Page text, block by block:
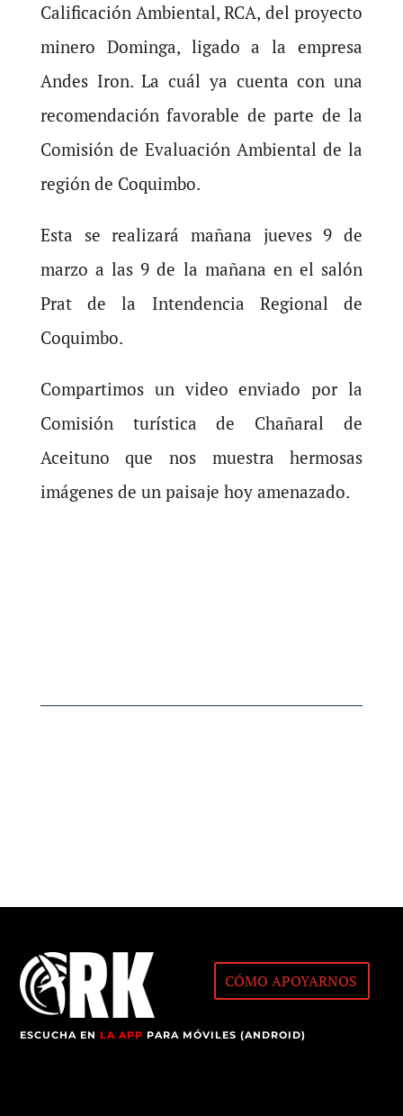
Calificación Ambiental, RCA, del proyecto
minero Dominga, ligado a la empresa
Andes Iron. La cuál ya cuenta con una
recomendación favorable de parte de la
Comisión de Evaluación Ambiental de la
región de Coquimbo.
Esta se realizará mañana jueves 9 de
marzo a las 9 de la mañana en el salón
Prat de la Intendencia Regional de
Coquimbo.
Compartimos un video enviado por la
Comisión turística de Chañaral de
Aceituno que nos muestra hermosas
imágenes de un paisaje hoy amenazado.
CÓMO APOYARNOS
ESCUCHA ENLA APP PARA MÓVILES (ANDROID)